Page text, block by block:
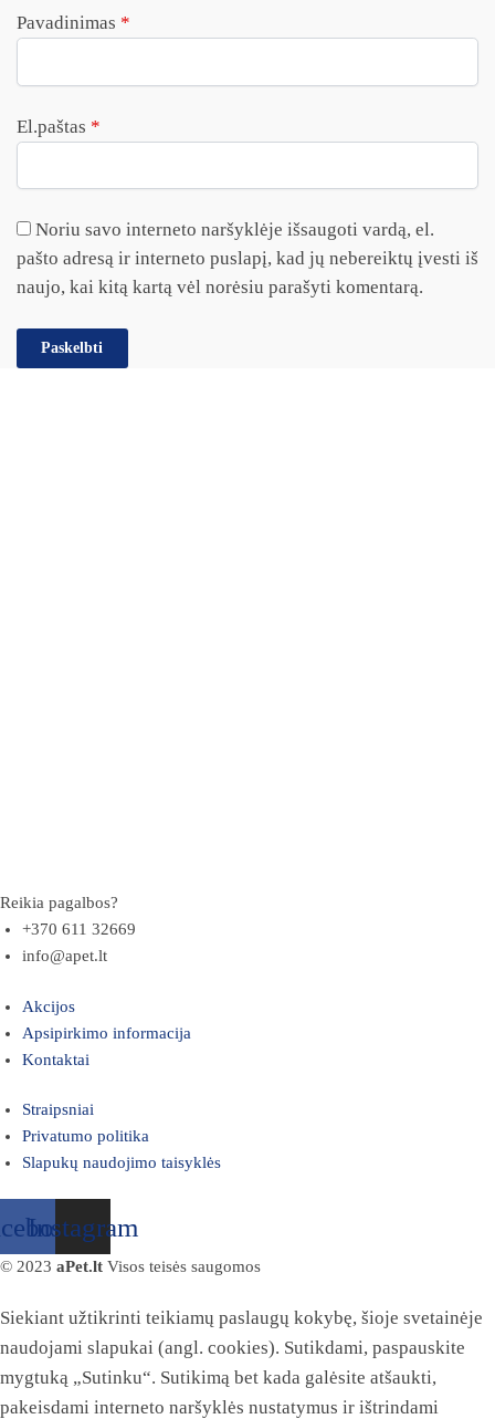
Pavadinimas *
El.paštas *
Noriu savo interneto naršyklėje išsaugoti vardą, el.
pašto adresą ir interneto puslapį, kad jų nebereiktų įvesti iš
naujo, kai kitą kartą vėl norėsiu parašyti komentarą.
Reikia pagalbos?
+370 611 32669
info@apet.lt
Akcijos
Apsipirkimo informacija
Kontaktai
Straipsniai
Privatumo politika
Slapukų naudojimo taisyklės
Instagram
© 2023 aPet.lt Visos teisės saugomos
Siekiant užtikrinti teikiamų paslaugų kokybę, šioje svetainėje
naudojami slapukai (angl. cookies). Sutikdami, paspauskite
mygtuką „Sutinku“. Sutikimą bet kada galėsite atšaukti,
pakeisdami interneto naršyklės nustatymus ir ištrindami